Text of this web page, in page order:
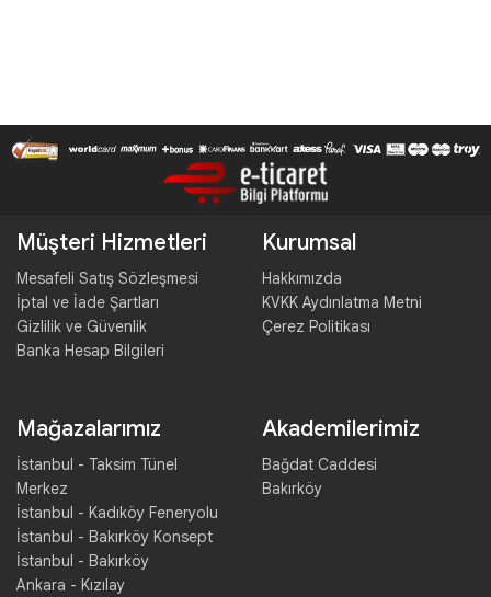
Müşteri Hizmetleri
Mesafeli Satış Sözleşmesi
İptal ve İade Şartları
Gizlilik ve Güvenlik
Banka Hesap Bilgileri
Kurumsal
Hakkımızda
KVKK Aydınlatma Metni
Çerez Politikası
Mağazalarımız
İstanbul - Taksim Tünel
Merkez
İstanbul - Kadıköy Feneryolu
İstanbul - Bakırköy Konsept
İstanbul - Bakırköy
Ankara - Kızılay
Akademilerimiz
Bağdat Caddesi
Bakırköy